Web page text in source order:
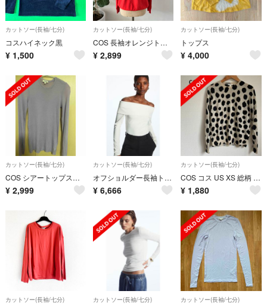
カットソー(長袖/七分)
コスハイネック黒
¥ 1,500
カットソー(長袖/七分)
COS 長袖オレンジトップス♡美品
¥ 2,899
カットソー(長袖/七分)
トップス
¥ 4,000
カットソー(長袖/七分)
COS シアートップス 一度使用
¥ 2,999
カットソー(長袖/七分)
オフショルダー長袖トップス
¥ 6,666
カットソー(長袖/七分)
COS コス US XS 総柄 トップス ウール100% 羊毛
¥ 1,880
カットソー(長袖/七分) カットソー(長袖/七分) カットソー(長袖/七分)